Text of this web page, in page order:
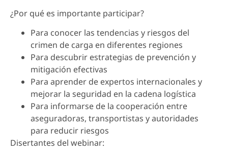
¿Por qué es importante participar?
Para conocer las tendencias y riesgos del
crimen de carga en diferentes regiones
Para descubrir estrategias de prevención y
mitigación efectivas
Para aprender de expertos internacionales y
mejorar la seguridad en la cadena logística
Para informarse de la cooperación entre
aseguradoras, transportistas y autoridades
para reducir riesgos
Disertantes del webinar: